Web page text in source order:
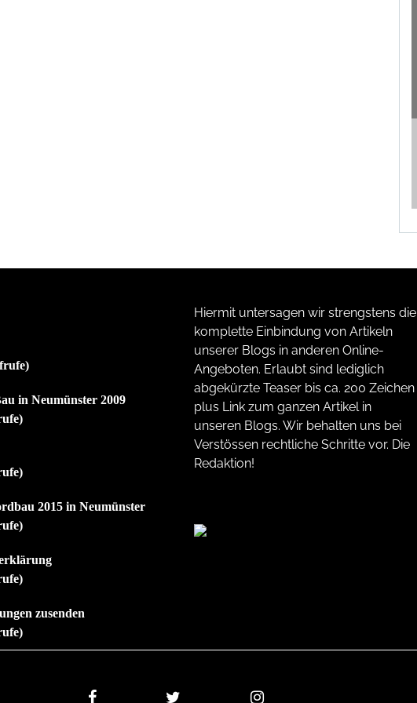
in Neumünster 2009
2015 in Neumünster
zusenden
Hiermit untersagen wir strengstens die
komplette Einbindung von Artikeln
unserer Blogs in anderen Online-
Angeboten. Erlaubt sind lediglich
abgekürzte Teaser bis ca. 200 Zeichen
plus Link zum ganzen Artikel in
unseren Blogs. Wir behalten uns bei
Verstössen rechtliche Schritte vor. Die
Redaktion!